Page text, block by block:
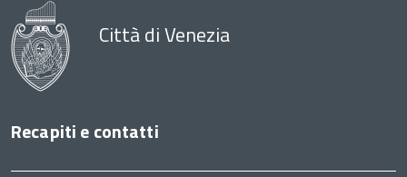
Città di Venezia
Recapiti e contatti